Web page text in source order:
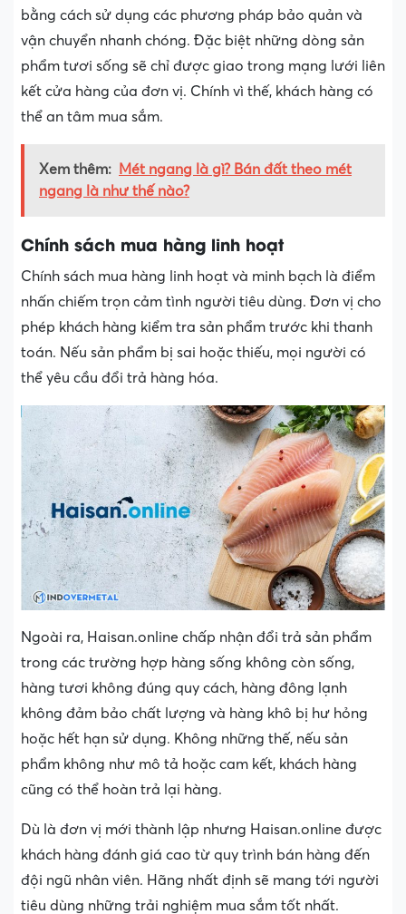
bằng cách sử dụng các phương pháp bảo quản và
vận chuyển nhanh chóng. Đặc biệt những dòng sản
phẩm tươi sống sẽ chỉ được giao trong mạng lưới liên
kết cửa hàng của đơn vị. Chính vì thế, khách hàng có
thể an tâm mua sắm.
Xem thêm:
Mét ngang là gì? Bán đất theo mét
ngang là như thế nào?
Chính sách mua hàng linh hoạt
Chính sách mua hàng linh hoạt và minh bạch là điểm
nhấn chiếm trọn cảm tình người tiêu dùng. Đơn vị cho
phép khách hàng kiểm tra sản phẩm trước khi thanh
toán. Nếu sản phẩm bị sai hoặc thiếu, mọi người có
thể yêu cầu đổi trả hàng hóa.
Ngoài ra, Haisan.online chấp nhận đổi trả sản phẩm
trong các trường hợp hàng sống không còn sống,
hàng tươi không đúng quy cách, hàng đông lạnh
không đảm bảo chất lượng và hàng khô bị hư hỏng
hoặc hết hạn sử dụng. Không những thế, nếu sản
phẩm không như mô tả hoặc cam kết, khách hàng
cũng có thể hoàn trả lại hàng.
Dù là đơn vị mới thành lập nhưng Haisan.online được
khách hàng đánh giá cao từ quy trình bán hàng đến
đội ngũ nhân viên. Hãng nhất định sẽ mang tới người
tiêu dùng những trải nghiệm mua sắm tốt nhất.